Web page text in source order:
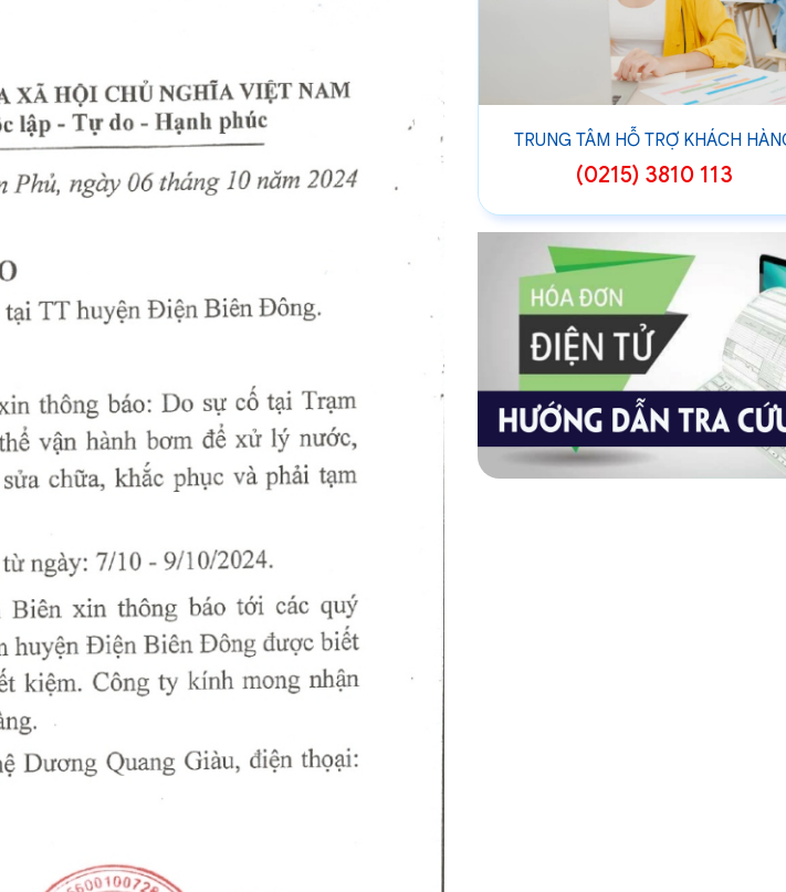
TRUNG TÂM HỖ TRỢ KHÁCH
(0215) 3810 113